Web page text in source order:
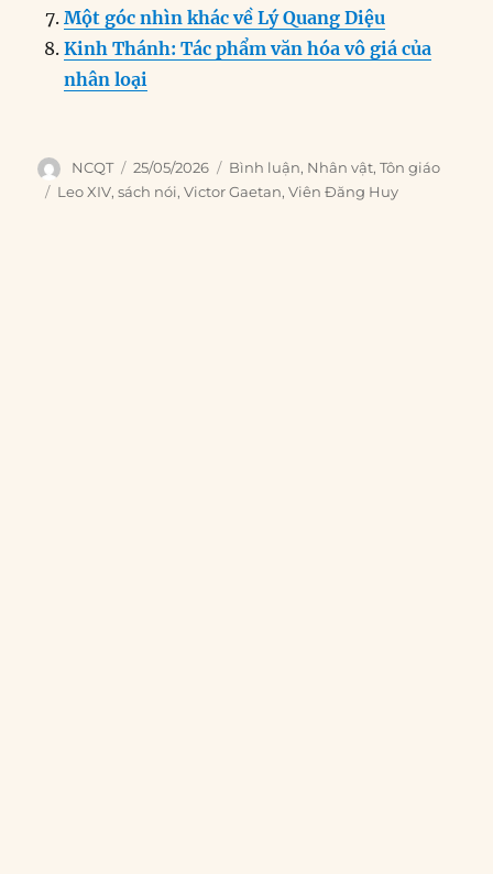
Một góc nhìn khác về Lý Quang Diệu
Kinh Thánh: Tác phẩm văn hóa vô giá của
nhân loại
Author
NCQT
Posted
on
25/05/2026 Categories
Bình luận, Nhân vật,Tôn giáo
Tags
Leo XIV,sách nói,Victor Gaetan,Viên Đăng Huy